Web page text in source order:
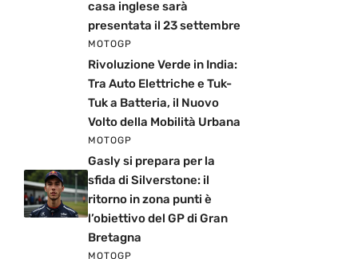
casa inglese sarà
presentata il 23 settembre
MOTOGP
Rivoluzione Verde in India:
Tra Auto Elettriche e Tuk-
Tuk a Batteria, il Nuovo
Volto della Mobilità Urbana
MOTOGP
Gasly si prepara per la
sfida di Silverstone: il
ritorno in zona punti è
l’obiettivo del GP di Gran
Bretagna
MOTOGP